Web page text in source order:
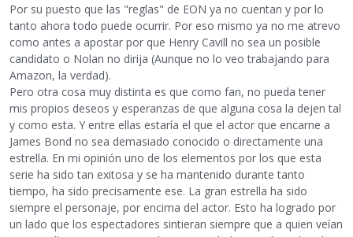
Por su puesto que las "reglas" de EON ya no cuentan y por lo
tanto ahora todo puede ocurrir. Por eso mismo ya no me atrevo
como antes a apostar por que Henry Cavill no sea un posible
candidato o Nolan no dirija (Aunque no lo veo trabajando para
Amazon, la verdad).
Pero otra cosa muy distinta es que como fan, no pueda tener
mis propios deseos y esperanzas de que alguna cosa la dejen tal
y como esta. Y entre ellas estaría el que el actor que encarne a
James Bond no sea demasiado conocido o directamente una
estrella. En mi opinión uno de los elementos por los que esta
serie ha sido tan exitosa y se ha mantenido durante tanto
tiempo, ha sido precisamente ese. La gran estrella ha sido
siempre el personaje, por encima del actor. Esto ha logrado por
un lado que los espectadores sintieran siempre que a quien veían